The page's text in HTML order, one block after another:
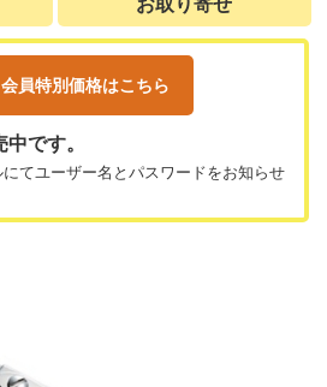
お取り寄せ
会員特別価格はこちら
です。
てユーザー名とパスワードをお知らせ